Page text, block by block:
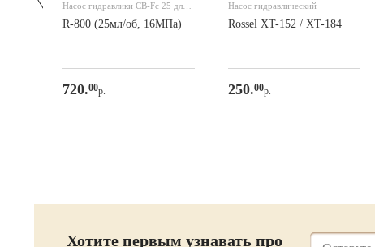
Насос гидравлики CB-Fc 25 для
R-800 (25мл/об, 16МПа)
720.00р.
Насос гидравлический
Rossel XT-152 / XT-184
250.00р.
Хотите первым узнавать про